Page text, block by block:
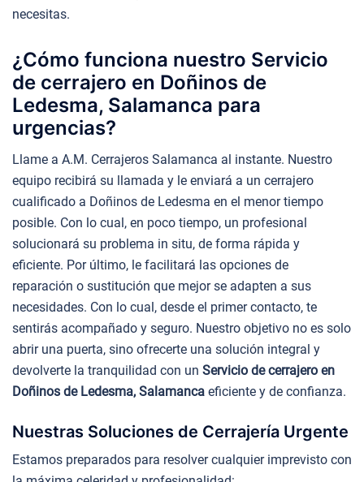
necesitas.
¿Cómo funciona nuestro Servicio
de cerrajero en Doñinos de
Ledesma, Salamanca para
urgencias?
Llame a A.M. Cerrajeros Salamanca al instante. Nuestro
equipo recibirá su llamada y le enviará a un cerrajero
cualificado a Doñinos de Ledesma en el menor tiempo
posible. Con lo cual, en poco tiempo, un profesional
solucionará su problema in situ, de forma rápida y
eficiente. Por último, le facilitará las opciones de
reparación o sustitución que mejor se adapten a sus
necesidades. Con lo cual, desde el primer contacto, te
sentirás acompañado y seguro. Nuestro objetivo no es solo
abrir una puerta, sino ofrecerte una solución integral y
devolverte la tranquilidad con un Servicio de cerrajero en
Doñinos de Ledesma, Salamanca eficiente y de confianza.
Nuestras Soluciones de Cerrajería Urgente
Estamos preparados para resolver cualquier imprevisto con